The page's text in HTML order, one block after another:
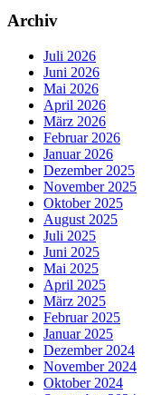
Archiv
Juli 2026
Juni 2026
Mai 2026
April 2026
März 2026
Februar 2026
Januar 2026
Dezember 2025
November 2025
Oktober 2025
August 2025
Juli 2025
Juni 2025
Mai 2025
April 2025
März 2025
Februar 2025
Januar 2025
Dezember 2024
November 2024
Oktober 2024